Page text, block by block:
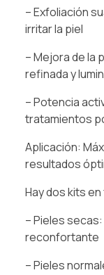
– Exfoliación
irritar la piel
– Mejora de la
refinada y
– Potencia
tratamientos
Aplicación:
resultados
Hay dos kits
– Pieles
reconfortante
– Pieles